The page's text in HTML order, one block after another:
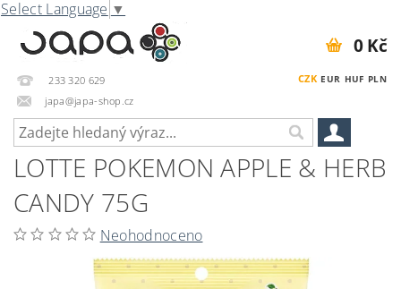
Select Language ▼
233 320 629
japa@japa-shop.cz
CZK EUR HUF PLN
0 Kč
LOTTE POKEMON APPLE & HERB
CANDY 75G
Neohodnoceno